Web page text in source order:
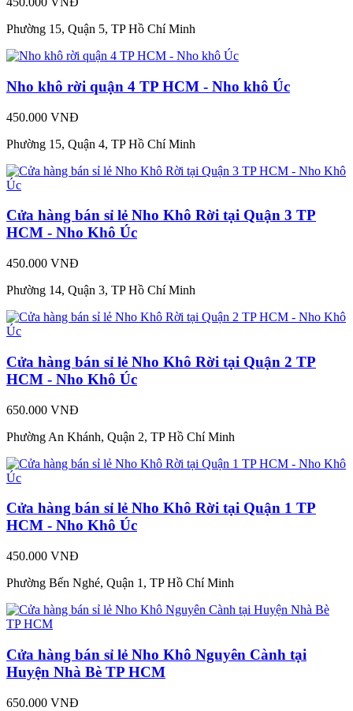
Phường 15, Quận 5, TP Hồ Chí Minh
Nho khô rời quận 4 TP HCM - Nho khô Úc
450.000 VNĐ
Phường 15, Quận 4, TP Hồ Chí Minh
Cửa hàng bán sỉ lẻ Nho Khô Rời tại Quận 3 TP
HCM - Nho Khô Úc
450.000 VNĐ
Phường 14, Quận 3, TP Hồ Chí Minh
Cửa hàng bán sỉ lẻ Nho Khô Rời tại Quận 2 TP
HCM - Nho Khô Úc
650.000 VNĐ
Phường An Khánh, Quận 2, TP Hồ Chí Minh
Cửa hàng bán sỉ lẻ Nho Khô Rời tại Quận 1 TP
HCM - Nho Khô Úc
450.000 VNĐ
Phường Bến Nghé, Quận 1, TP Hồ Chí Minh
Cửa hàng bán sỉ lẻ Nho Khô Nguyên Cành tại
Huyện Nhà Bè TP HCM
650.000 VNĐ